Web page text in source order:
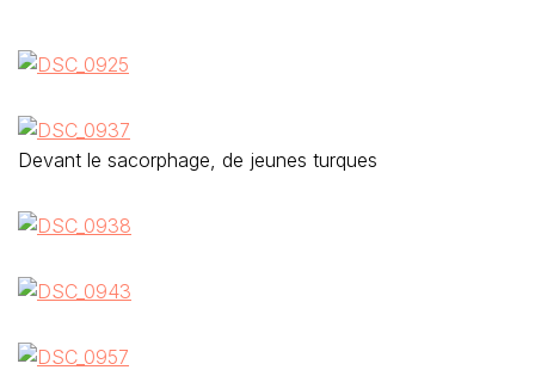
Devant le sacorphage, de jeunes turques